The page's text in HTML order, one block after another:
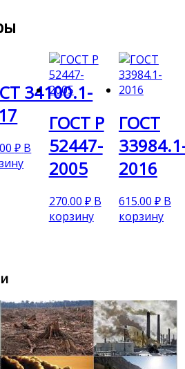
34100.1-
₽ В
ГОСТ Р
52447-
2005
270.00 ₽ В
корзину
ГОСТ
2016
615.00 ₽ В
корзину